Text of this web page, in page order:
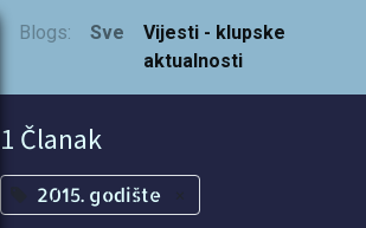
Blogs: Sve
Vijesti - klupske
aktualnosti
1 Članak
2015. godište ×